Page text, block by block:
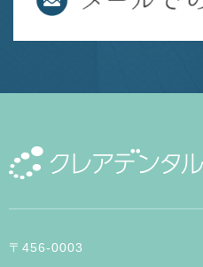
〒456-0003